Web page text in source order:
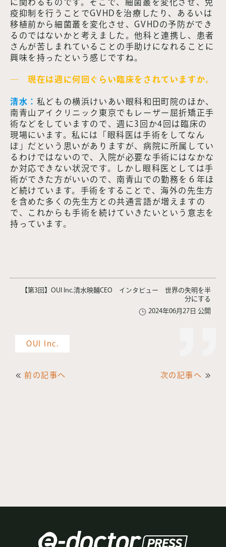
に関わるものです。そこで、細菌叢を変化させ、免
疫抑制を行うことでGVHDを治療したり、あるいは
移植前から細菌叢を変化させ、GVHDの予防ができ
るのではないかと考えました。他科と連携し、患者
さんが苦しまれていることの手助けになれることに
興味を持ったという感じですね。
― 現在は週に何回ぐらい臨床をされていますか。
清水： 私どもの横浜けいあい眼科和田町院のほか、
南青山アイクリニック東京でもレーザー屈折矯正手
術などをしていますので、週に3回か4回は臨床の
現場にいます。私には「眼科医は手術をしてなん
ぼ」だという思いがありますが、病院に所属してい
るわけではないので、入院が必要な手術にはなかな
か対応できない状況です。しかし眼科医としては手
術ができた方がいいので、南青山での勤務を６年ほ
ど続けています。手術をすることで、海外の先生方
を含めた多くの先生方との共通言語が増えますの
で、これからも手術を続けていきたいという意志を
持っています。
【第3回】OUI Inc.清水映輔CEO インタビュー 世界の失明を半
分にする
2024年06月27日 公開
前の記事へ
OUI Inc.
次の記事へ